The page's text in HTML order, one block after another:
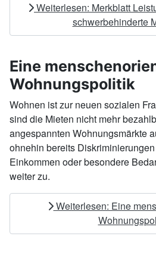
Weiterlesen: Merkblatt
schwerbehinderte
Eine
Wohnungspolitik
Wohnen ist zur neuen sozialen
sind die Mieten nicht mehr
angespannten Wohnungsmärkte
ohnehin bereits
Einkommen oder besondere
weiter zu.
Weiterlesen: Eine